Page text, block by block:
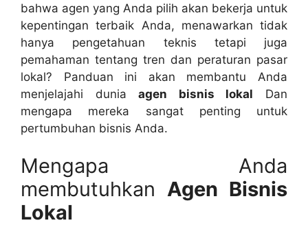
bahwa agen yang Anda pilih akan bekerja untuk
kepentingan terbaik Anda, menawarkan tidak
hanya pengetahuan teknis tetapi juga
pemahaman tentang tren dan peraturan pasar
lokal? Panduan ini akan membantu Anda
menjelajahi duniaagen bisnis lokal Dan
mengapa mereka sangat penting untuk
pertumbuhan bisnis Anda.
Mengapa Anda
membutuhkan Agen Bisnis
Lokal